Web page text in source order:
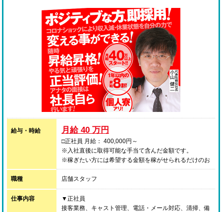
給与・時給 月給 40 万円
□正社員 月給： 400,000円～
※入社直後に取得可能な手当て含んだ金額です。
※稼ぎたい方には希望する金額を稼がせられるだけのお
仕事をお任せします！
※未経験からでも入社後、即40万円スタート可能！
□アルバイト 時給： 1,500円～
・業界に興味はあるけど、いきなり正社員は怖いなと思
職種 店舗スタッフ
仕事内容
▼正社員
接客業務、キャスト管理、電話・メール対応、清掃、備